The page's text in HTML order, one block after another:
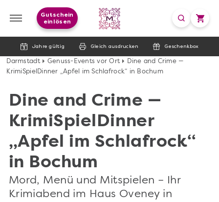
Jahre gültig Gleich ausdrucken Geschenkbox
Gutschein
einlösen
Darmstadt Genuss-Events vor Ort
Dine and Crime —
KrimiSpielDinner „Apfel im Schlafrock“ in Bochum
Dine and Crime —
KrimiSpielDinner
„Apfel im Schlafrock“
in Bochum
Mord, Menü und Mitspielen – Ihr
Krimiabend im Haus Oveney in